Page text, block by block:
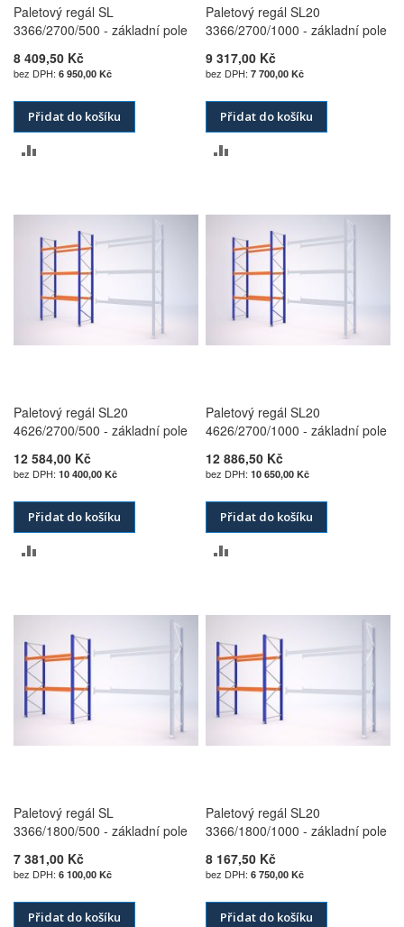
Paletový regál SL
3366/2700/500 - základní pole
8 409,50 Kč
6 950,00 Kč
Přidat do košíku
POROVNÁNÍ
Paletový regál SL20
3366/2700/1000 - základní pole
9 317,00 Kč
7 700,00 Kč
Přidat do košíku
POROVNÁNÍ
Paletový regál SL20
4626/2700/500 - základní pole
12 584,00 Kč
10 400,00 Kč
Přidat do košíku
POROVNÁNÍ
Paletový regál SL20
4626/2700/1000 - základní pole
12 886,50 Kč
10 650,00 Kč
Přidat do košíku
POROVNÁNÍ
Paletový regál SL
3366/1800/500 - základní pole
7 381,00 Kč
6 100,00 Kč
Přidat do košíku
Paletový regál SL20
3366/1800/1000 - základní pole
8 167,50 Kč
6 750,00 Kč
Přidat do košíku